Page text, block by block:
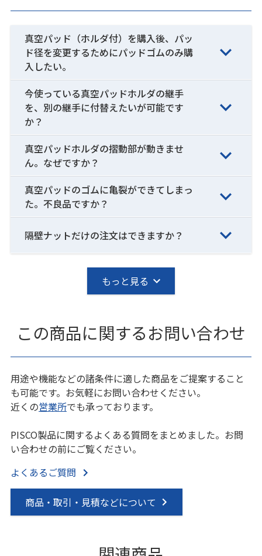
真空パッド（ホルダ付）を購入後、パッ
ド径を変更するためにパッドゴムのみ購
入したい。
今使っている真空パッドホルダの継手
を、別の継手に付替えたいが可能です
か？
真空パッドホルダの摺動部が動きませ
ん。なぜですか？
真空パッドのゴムに亀裂ができてしまっ
た。不良品ですか？
隔壁ナットだけの注文はできますか？
もっと見る
この商品に関するお問い合わせ
用途や機能などの諸条件に適した商品をご提案すること
も可能です。お気軽にお問い合わせください。
近くの営業所でも承っております。
PISCO製品に関するよくある質問をまとめました。お問
い合わせの前にご覧ください。
よくあるご質問
商品・取引・見積などについて